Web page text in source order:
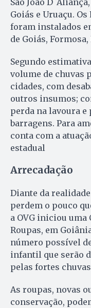
São João
Goiás e Uruaçu.
foram instalados
de Goiás,
Segundo
volume de chuvas
cidades, com
outros insumos;
perda na lavoura
barragens. Para
conta com a
estadual
Arrecadação
Diante da
perdem o pouco
a OVG iniciou uma
Roupas, em
número possível
infantil que serão
pelas fortes
As roupas, novas
conservação,